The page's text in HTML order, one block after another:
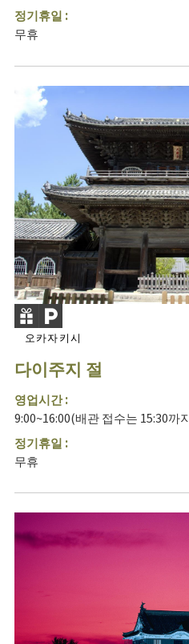
정기휴일 :
무휴
오카자키시
다이주지 절
영업시간 :
9:00~16:00(배관 접수는 15:30까
정기휴일 :
무휴